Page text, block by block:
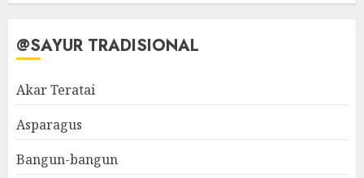
@SAYUR TRADISIONAL
Akar Teratai
Asparagus
Bangun-bangun